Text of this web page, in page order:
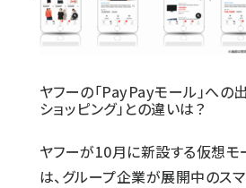
ヤフーの「PayPayモール」への
ショッピング」との違いは？
ヤフーが10月に新設する仮想モ
は、グループ企業が展開中のス